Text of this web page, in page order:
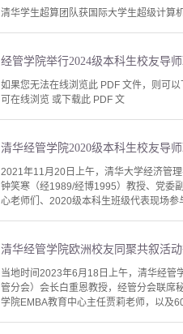
清华学生超算团队获国际大学生超级计算
经管学院举行2024级本科生校友导
如果您无法在线浏览此 PDF 文件，则可
可在线浏览 或下载此 PDF 文
清华经管学院2020级本科生校友导
2021年11月20日上午，清华大学经济管
钟笑寒（经1989/经博1995）教授、党委
心老师们、2020级本科生班级代表现场
清华经管学院欧洲校友同聚共叙活
当地时间2023年6月18日上午，清华经管
管分会）会长白重恩教授，经管分会联席
学院EMBA教育中心主任贾莉老师，以及